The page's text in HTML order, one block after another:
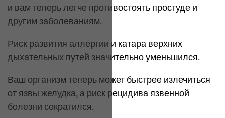
и вам теперь легче противостоять простуде и
другим заболеваниям.
Риск развития аллергии и катара верхних
дыхательных путей значительно уменьшился.
Ваш организм теперь может быстрее излечиться
от язвы желудка, а риск рецидива язвенной
болезни сократился.